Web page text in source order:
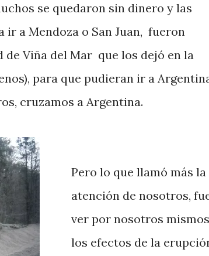
se quedaron sin dinero y las
ir a Mendoza o San Juan, fueron
de Viña del Mar que los dejó en la
para que pudieran ir a
cruzamos a Argentina.
Pero lo que llamó más la
atención de nosotros,
ver por nosotros
los efectos de la